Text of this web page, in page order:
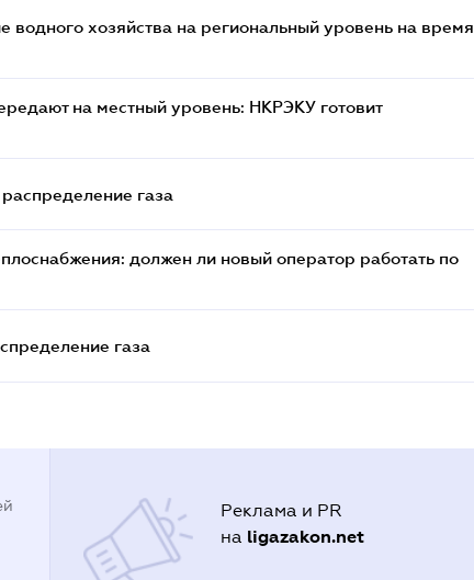
хозяйства на региональный уровень на время
на местный уровень: НКРЭКУ готовит
газа
должен ли новый оператор работать по
газа
Реклама и PR
на ligazakon.net